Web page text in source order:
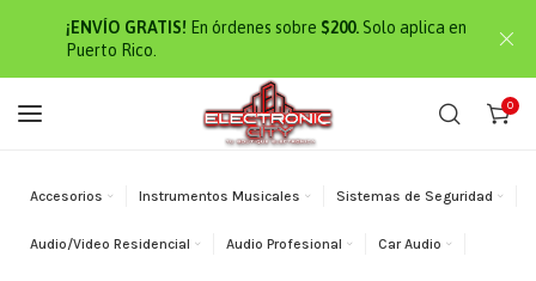
¡ENVÍO GRATIS! En órdenes sobre $200. Solo aplica en
Puerto Rico.
0
Accesorios Instrumentos Musicales Sistemas de Seguridad
Audio/Video Residencial Audio Profesional Car Audio